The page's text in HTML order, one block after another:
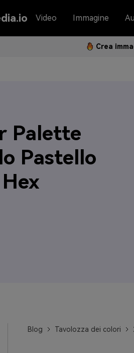
Video Immagine
Crea
Palette
Pastello
Blog Tavolozza dei colori